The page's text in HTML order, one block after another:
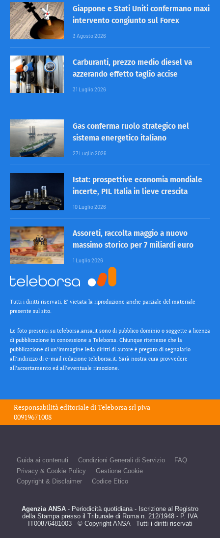
Giappone e Stati Uniti confermano maxi
intervento congiunto sul Forex
3 Agosto 2026
Carburanti, prezzo medio diesel va
azzerando effetto taglio accise
31 Luglio 2026
Gas conferma ruolo strategico nel
sistema energetico italiano
27 Luglio 2026
Istat: prospettive economia mondiale
incerte, PIL Italia in lieve crescita
10 Luglio 2026
Assoreti, raccolta maggio a nuovo
massimo storico per 7 miliardi euro
1 Luglio 2026
Tutti i diritti riservati. E’ vietata la riproduzione anche parziale del materiale
presente sul sito.
Le foto presenti su teleborsa.ansa.it sono di pubblico dominio o soggette a licenza
di pubblicazione in concessione a Teleborsa. Chiunque ritenesse che la
pubblicazione di un’immagine leda diritti di autore è pregato di segnalarlo
all’indirizzo di e-mail redazione teleborsa.it. Sarà nostra cura provvedere
all’accertamento ed all’eventuale rimozione.
Responsabilità editoriale diTeleborsa srlpiva
00919671008
Guida ai contenuti Condizioni Generali di Servizio
FAQ
Privacy & Cookie Policy
Gestione Cookie
Copyright & Disclaimer
Codice Etico
Agenzia ANSA - Periodicità quotidiana - Iscrizione al Registro
della Stampa presso il Tribunale di Roma n. 212/1948 - P. IVA
IT00876481003 - © Copyright ANSA - Tutti i diritti riservati